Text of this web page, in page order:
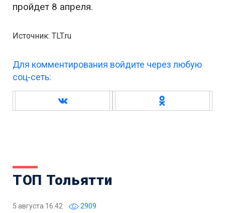
пройдет 8 апреля.
Источник: TLT.ru
Для комментирования войдите через любую
соц-сеть:
ТОП Тольятти
5 августа 16:42 2909